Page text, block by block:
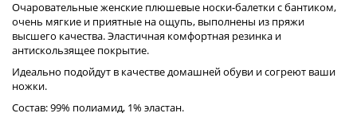
Очаровательные женские плюшевые носки-балетки с бантиком,
очень мягкие и приятные на ощупь, выполнены из пряжи
высшего качества. Эластичная комфортная резинка и
антискользящее покрытие.
Идеально подойдут в качестве домашней обуви и согреют ваши
ножки.
Состав: 99% полиамид, 1% эластан.